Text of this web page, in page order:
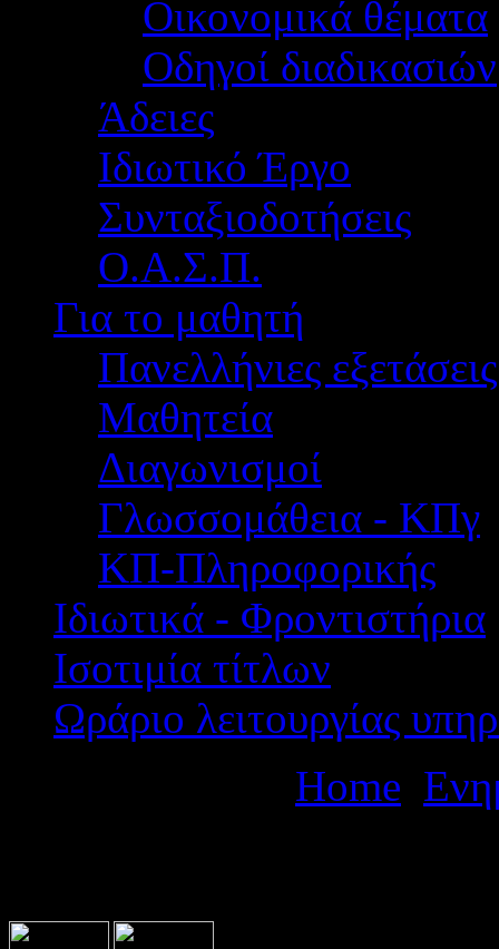
Οικονομικά θέματα
Οδηγοί διαδικασιών
Άδειες
Ιδιωτικό Έργο
Συνταξιοδοτήσεις
Ο.Α.Σ.Π.
Για το μαθητή
Πανελλήνιες εξετάσεις
Μαθητεία
Διαγωνισμοί
Γλωσσομάθεια - ΚΠγ
ΚΠ-Πληροφορικής
Ιδιωτικά - Φροντιστήρια
Ισοτιμία τίτλων
Ωράριο λειτουργίας
Home